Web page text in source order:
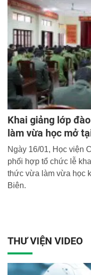
Khai giảng lớp
làm vừa học mở
Ngày 16/01, Học viện
phối hợp tổ chức lễ
thức vừa làm vừa học
Biên.
THƯ VIỆN VIDEO